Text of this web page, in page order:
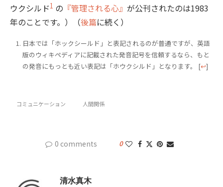
ウクシルド1 の 『管理される心』 が公刊されたのは1983
年のことです。）（後篇に続く）
日本では「ホックシールド」と表記されるのが普通ですが、英語
版のウィキペディアに記載された発音記号を信頼するなら、もと
の発音にもっとも近い表記は「ホウクシルド」となります。
[↩]
コミュニケーション 人間関係
0 comments 0
清水真木